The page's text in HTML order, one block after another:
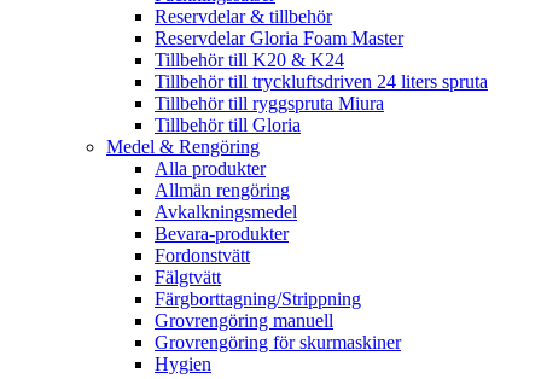
Reservdelar & tillbehör
Reservdelar Gloria Foam Master
Tillbehör till K20 & K24
Tillbehör till tryckluftsdriven 24 liters spruta
Tillbehör till ryggspruta Miura
Tillbehör till Gloria
Medel & Rengöring
Alla produkter
Allmän rengöring
Avkalkningsmedel
Bevara-produkter
Fordonstvätt
Fälgtvätt
Färgborttagning/Strippning
Grovrengöring manuell
Grovrengöring för skurmaskiner
Hygien